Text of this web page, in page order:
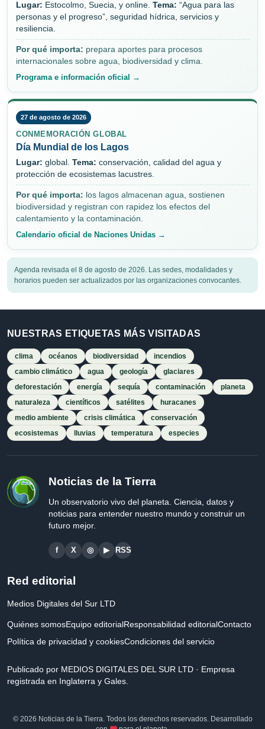
Lugar: Estocolmo, Suecia, y online. Tema: “Agua para las
personas y el progreso”, seguridad hídrica, servicios y
resiliencia.
Por qué importa: prepara aportes para procesos
internacionales sobre agua, biodiversidad y clima.
Programa e información oficial →
27 de agosto de 2026
CONMEMORACIÓN GLOBAL
Día Mundial de los Lagos
Lugar: global. Tema: conservación, calidad del agua y
protección de ecosistemas lacustres.
Por qué importa: los lagos almacenan agua, sostienen
biodiversidad y registran con rapidez los efectos del
calentamiento y la contaminación.
Calendario oficial de Naciones Unidas →
Agenda revisada el 8 de agosto de 2026. Las sedes, modalidades y
horarios pueden ser actualizados por las organizaciones convocantes.
NUESTRAS ETIQUETAS MÁS VISITADAS
clima océanos biodiversidad
incendios
cambio climático
agua geología
glaciares
deforestación
energía sequía contaminación
planeta
naturaleza
científicos satélites
huracanes
medio ambiente
crisis climática
conservación
ecosistemas
lluvias temperatura especies
Noticias de la Tierra
Un observatorio vivo del planeta. Ciencia, datos y
noticias para entender nuestro mundo y construir un
futuro mejor.
f X ◎ ▶ RSS
Red editorial
Medios Digitales del Sur LTD
Quiénes somosEquipo editorialResponsabilidad editorialContacto
Política de privacidad y cookiesCondiciones del servicio
Publicado por MEDIOS DIGITALES DEL SUR LTD · Empresa
registrada en Inglaterra y Gales.
© 2026 Noticias de la Tierra. Todos los derechos reservados. Desarrollado